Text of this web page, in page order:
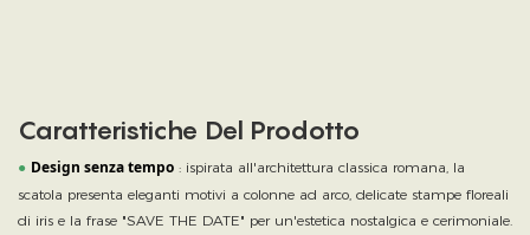
Caratteristiche Del Prodotto
● Design senza tempo : ispirata all'architettura classica romana, la
scatola presenta eleganti motivi a colonne ad arco, delicate stampe floreali
di iris e la frase "SAVE THE DATE" per un'estetica nostalgica e cerimoniale.